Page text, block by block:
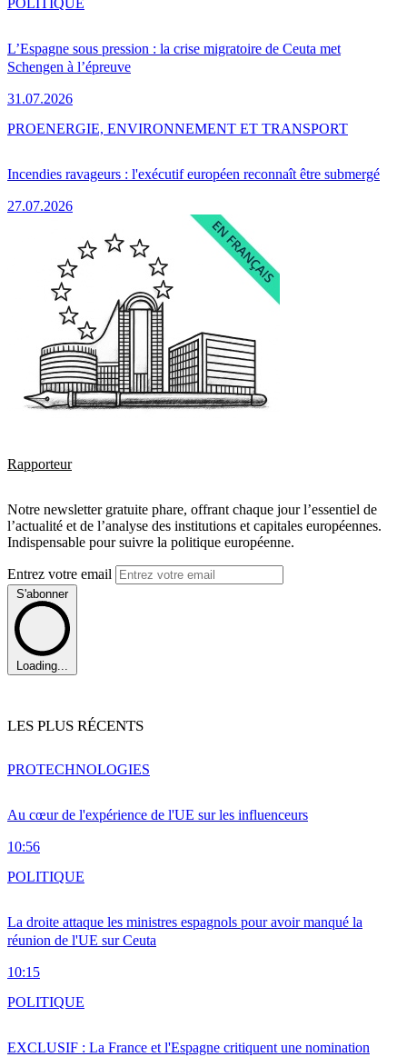
L’Espagne sous pression : la crise migratoire de Ceuta met
Schengen à l’épreuve
31.07.2026
Incendies ravageurs : l'exécutif européen reconnaît être submergé
27.07.2026
PROENERGIE, ENVIRONNEMENT ET TRANSPORT
Rapporteur
Notre newsletter gratuite phare, offrant chaque jour l’essentiel de
l’actualité et de l’analyse des institutions et capitales européennes.
Indispensable pour suivre la politique européenne.
Entrez votre email
S'abonner
Loading...
LES PLUS RÉCENTS
Au cœur de l'expérience de l'UE sur les influenceurs
10:56
PROTECHNOLOGIES
La droite attaque les ministres espagnols pour avoir manqué la
réunion de l'UE sur Ceuta
10:15
POLITIQUE
EXCLUSIF : La France et l'Espagne critiquent une nomination
POLITIQUE